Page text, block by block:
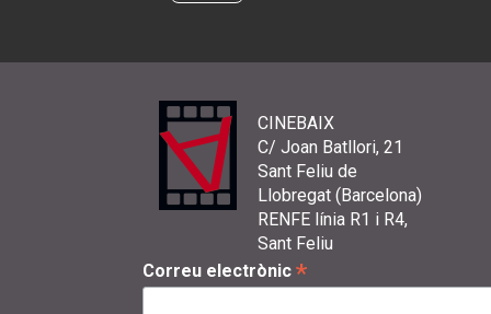
CINEBAIX
C/ Joan Batllori, 21
Sant Feliu de
Llobregat (Barcelona)
RENFE línia R1 i R4,
Sant Feliu
Correu electrònic *